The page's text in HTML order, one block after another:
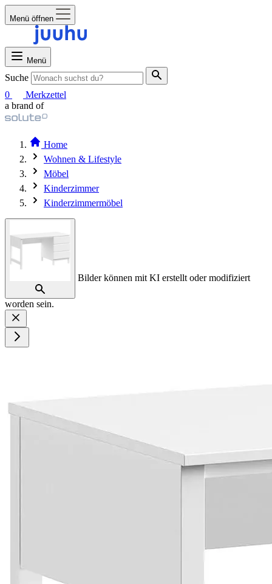
Menü öffnen
Menü
Suche
0
Merkzettel
a brand of
Home
Wohnen & Lifestyle
Möbel
Kinderzimmer
Kinderzimmermöbel
Bilder können mit KI erstellt oder modifiziert
worden sein.